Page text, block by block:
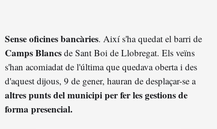
Sense oficines bancàries. Així s'ha quedat el barri de
Camps Blancs de Sant Boi de Llobregat. Els veïns
s'han acomiadat de l'última que quedava oberta i des
d'aquest dijous, 9 de gener, hauran de desplaçar-se a
altres punts del municipi per fer les gestions de
forma presencial.